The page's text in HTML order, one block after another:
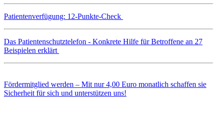
Patientenverfügung: 12-Punkte-Check
Das Patientenschutztelefon - Konkrete Hilfe für Betroffene an 27
Beispielen erklärt
Fördermitglied werden – Mit nur 4,00 Euro monatlich schaffen sie
Sicherheit für sich und unterstützen uns!